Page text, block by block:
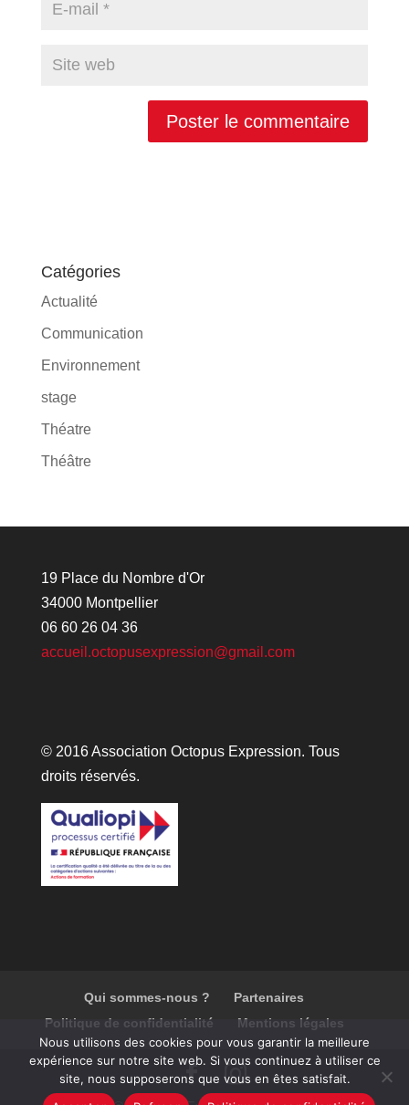
Catégories
Actualité
Communication
Environnement
stage
Théatre
Théâtre
19 Place du Nombre d'Or
34000 Montpellier
06 60 26 04 36
accueil.octopusexpression@gmail.com
© 2016 Association Octopus Expression. Tous
droits réservés.
Qui sommes-nous ?
Partenaires
Politique de confidentialité
Mentions légales
Nous utilisons des cookies pour vous garantir la meilleure
expérience sur notre site web. Si vous continuez à utiliser ce
site, nous supposerons que vous en êtes satisfait.